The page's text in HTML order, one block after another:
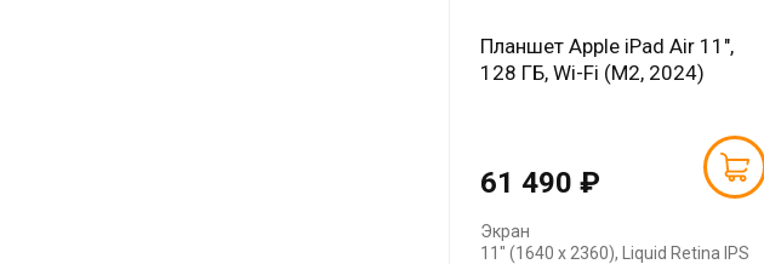
Планшет Apple iPad Air 11",
128 ГБ, Wi-Fi (M2, 2024)
61 490 ₽
Экран
11" (1640 x 2360), Liquid Retina IPS